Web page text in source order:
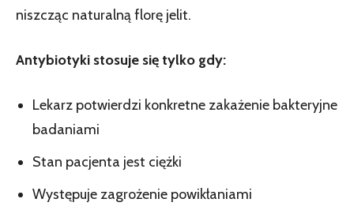
niszcząc naturalną florę jelit.
Antybiotyki stosuje się tylko gdy:
Lekarz potwierdzi konkretne zakażenie bakteryjne
badaniami
Stan pacjenta jest ciężki
Występuje zagrożenie powikłaniami